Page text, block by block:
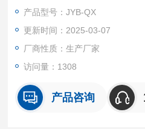
压、太阳总辐射、光照度、二氧化
产品型号：JYB-QX
更新时间：2025-03-07
厂商性质：生产厂家
访问量：1308
产品咨询